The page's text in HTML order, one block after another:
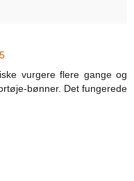
vurgere flere gange og
bønner. Det fungerede